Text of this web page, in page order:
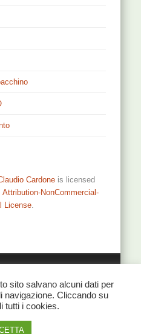
Cardone is licensed
NonCommercial-
License
Cardone
sito salvano alcuni dati per
navigazione. Cliccando su
tutti i cookies.